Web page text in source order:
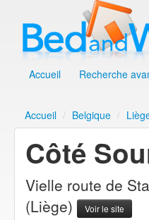
Accueil Recherche
Accueil / Belgique /
Côté
Vielle route de
(Liège)
Voir le site